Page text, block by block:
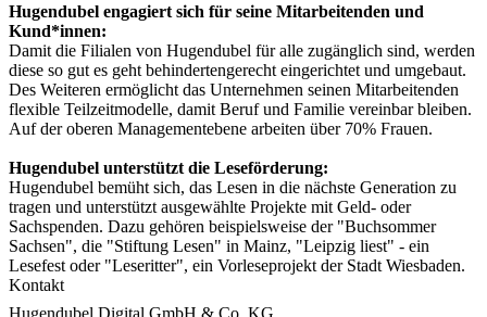
Hugendubel engagiert sich für seine Mitarbeitenden und
Kund*innen:
Damit die Filialen von Hugendubel für alle zugänglich sind, werden
diese so gut es geht behindertengerecht eingerichtet und umgebaut.
Des Weiteren ermöglicht das Unternehmen seinen Mitarbeitenden
flexible Teilzeitmodelle, damit Beruf und Familie vereinbar bleiben.
Auf der oberen Managementebene arbeiten über 70% Frauen.
Hugendubel unterstützt die Leseförderung:
Hugendubel bemüht sich, das Lesen in die nächste Generation zu
tragen und unterstützt ausgewählte Projekte mit Geld- oder
Sachspenden. Dazu gehören beispielsweise der "Buchsommer
Sachsen", die "Stiftung Lesen" in Mainz, "Leipzig liest" - ein
Lesefest oder "Leseritter", ein Vorleseprojekt der Stadt Wiesbaden.
Kontakt
Hugendubel Digital GmbH & Co. KG